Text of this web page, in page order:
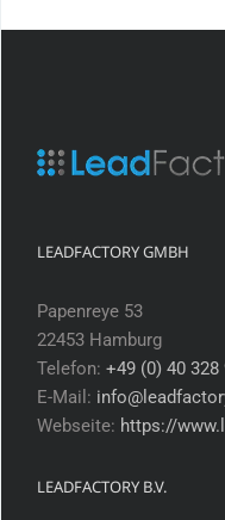
LEADFACTORY GMBH
Papenreye 53
22453 Hamburg
Telefon: +49 (0) 40 328
E-Mail:
Webseite: https://
LEADFACTORY B.V.